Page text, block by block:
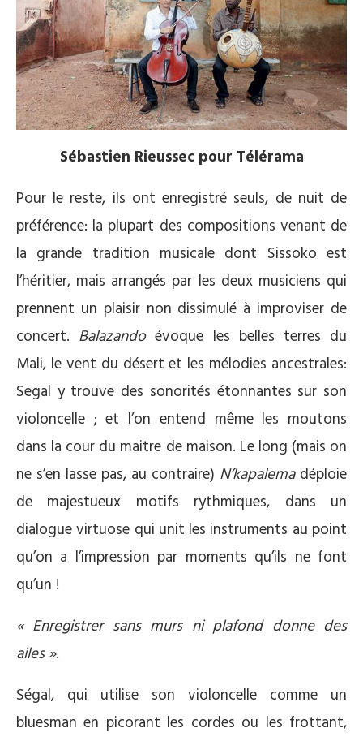
Sébastien Rieussec pour Télérama
Pour le reste, ils ont enregistré seuls, de nuit de
préférence: la plupart des compositions venant de
la grande tradition musicale dont Sissoko est
l’héritier, mais arrangés par les deux musiciens qui
prennent un plaisir non dissimulé à improviser de
concert. Balazandoévoque les belles terres du
Mali, le vent du désert et les mélodies ancestrales:
Segal y trouve des sonorités étonnantes sur son
violoncelle ; et l’on entend même les moutons
dans la cour du maitre de maison. Le long (mais on
ne s’en lasse pas, au contraire) N’kapalema déploie
de majestueux motifs rythmiques, dans un
dialogue virtuose qui unit les instruments au point
qu’on a l’impression par moments qu’ils ne font
qu’un !
« Enregistrer sans murs ni plafond donne des
ailes ».
Ségal, qui utilise son violoncelle comme un
bluesman en picorant les cordes ou les frottant,